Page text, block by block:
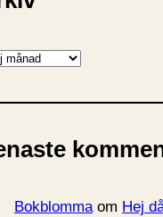
Bokblommaom Hej